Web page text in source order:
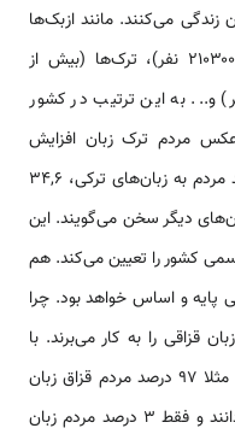
زبان زندگی می‌کنند. مانند ازبک‌ها
(حدود ۳۷۰۷۶۵ نفر)، اویغورها (تقریبا ۲۱۰۳۰۰ نفر)، ترک‌ها (بیش از
نفر)، قیرقیزها (بیش از ۱۰۹۲۵ نفر) و... به این ترتیب در کشور
مردم ترک زبان افزایش
۶۰,۵ درصد مردم به زبان‌های ترکی، ۳۴,۶
و ۴,۹ درصد به زبان‌های دیگر سخن می‌گویند. این
کشور را تعیین می‌کند. هم
پایه و اساس خواهد بود. چرا
قزاقی را به کار می‌برند. با
وجود این مشکلات فراونی هم وجود دارد. مثلا ۹۷ درصد مردم قزاق زبان
مادریشان را در سطح عالی و متوسط می‌دانند و فقط ۳ درصد مردم زبان